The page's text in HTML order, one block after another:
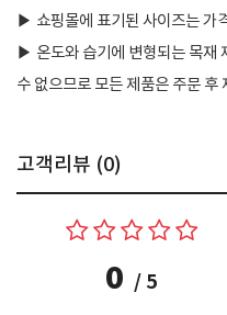
▶ 쇼핑몰에 표기된 사이즈는 가
▶ 온도와 습기에 변형되는 목재
수 없으므로 모든 제품은 주문
고객리뷰 (0)
0 / 5